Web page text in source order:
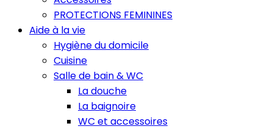
PROTECTIONS FEMININES
Aide à la vie
Hygiène du domicile
Cuisine
Salle de bain & WC
La douche
La baignoire
WC et accessoires